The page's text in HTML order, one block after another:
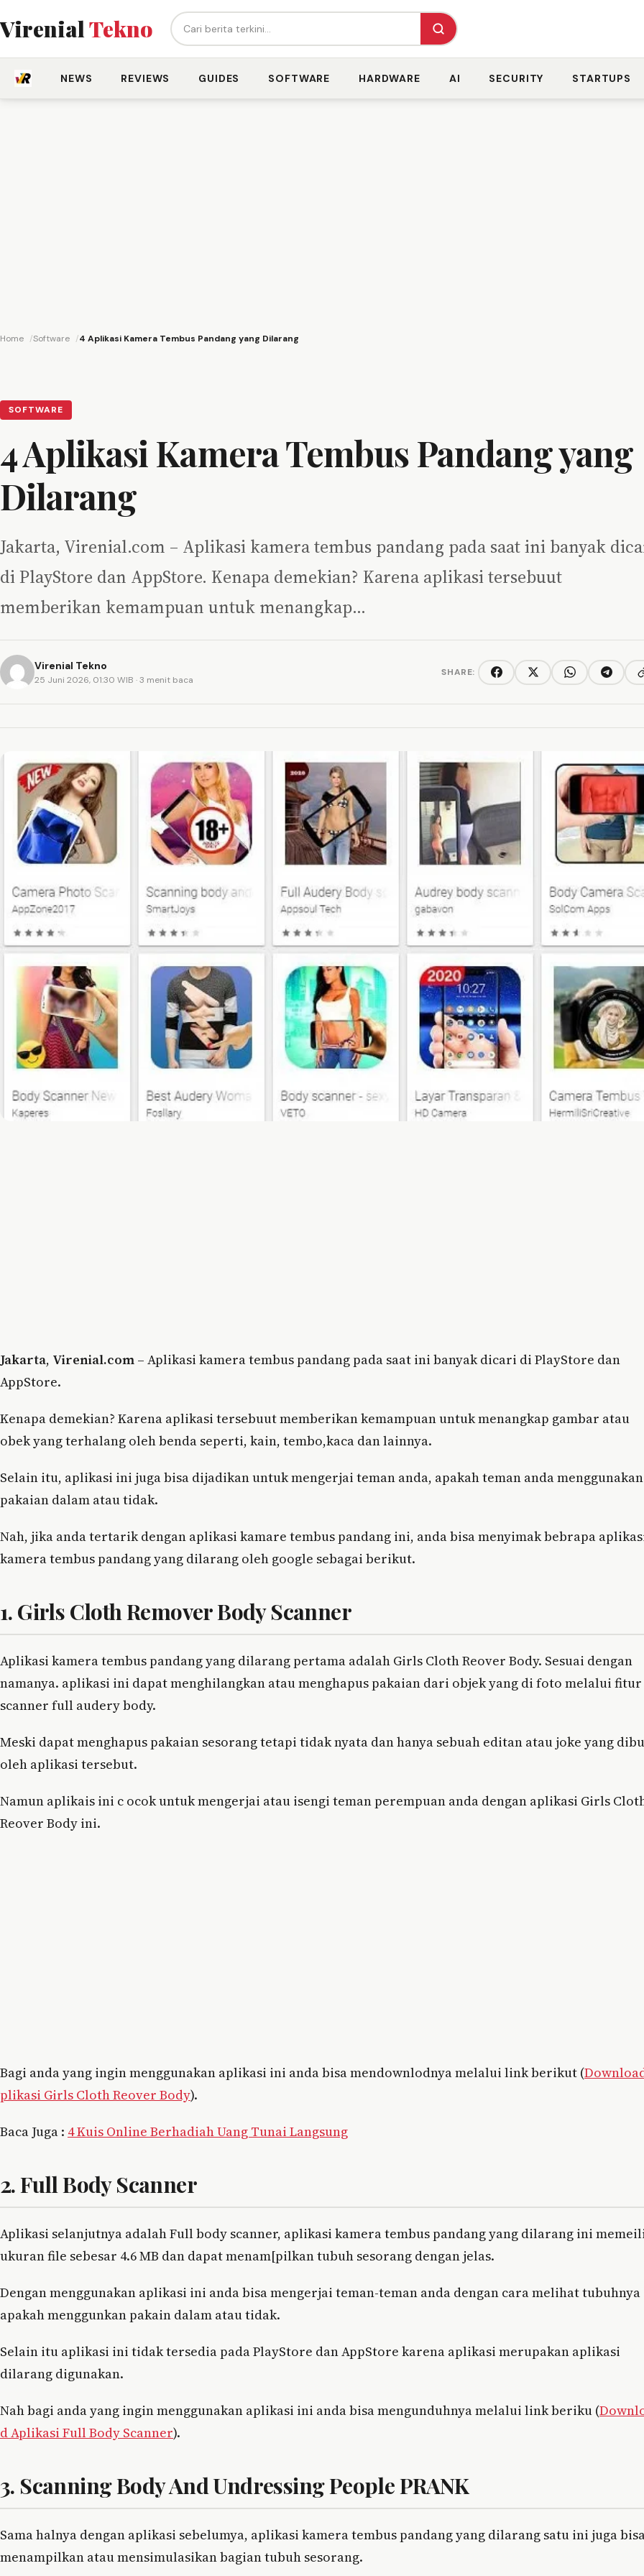
VirenialTekno Cari berita...
NEWS REVIEWS GUIDES SOFTWARE HARDWARE AI SECURITY STARTUPS
Home Software 4 Aplikasi Kamera Tembus Pandang yang Dilarang
SOFTWARE
4 Aplikasi Kamera Tembus Pandang yang
Dilarang
Jakarta, Virenial.com – Aplikasi kamera tembus pandang pada saat ini banyak
di PlayStore dan AppStore. Kenapa demekian? Karena aplikasi tersebuut
memberikan kemampuan untuk menangkap…
Virenial Tekno
25 Juni 2026, 01:30 WIB · 3 menit baca
SHARE: FacebookTwitter/XWhatsAppTelegram
Jakarta, Virenial.com – Aplikasi kamera tembus pandang pada saat ini banyak dicari di PlayStore dan
AppStore.
Kenapa demekian? Karena aplikasi tersebuut memberikan kemampuan untuk menangkap gambar atau
obek yang terhalang oleh benda seperti, kain, tembo,kaca dan lainnya.
Selain itu, aplikasi ini juga bisa dijadikan untuk mengerjai teman anda, apakah teman anda menggunakan
pakaian dalam atau tidak.
Nah, jika anda tertarik dengan aplikasi kamare tembus pandang ini, anda bisa menyimak bebrapa
kamera tembus pandang yang dilarang oleh google sebagai berikut.
1. Girls Cloth Remover Body Scanner
Aplikasi kamera tembus pandang yang dilarang pertama adalah Girls Cloth Reover Body. Sesuai dengan
namanya. aplikasi ini dapat menghilangkan atau menghapus pakaian dari objek yang di foto melalui fitur
scanner full audery body.
Meski dapat menghapus pakaian sesorang tetapi tidak nyata dan hanya sebuah editan atau joke yang
oleh aplikasi tersebut.
Namun aplikais ini c ocok untuk mengerjai atau isengi teman perempuan anda dengan aplikasi Girls
Reover Body ini.
Bagi anda yang ingin menggunakan aplikasi ini anda bisa mendownlodnya melalui link berikut (
plikasi Girls Cloth Reover Body).
Baca Juga : 4 Kuis Online Berhadiah Uang Tunai Langsung
2. Full Body Scanner
Aplikasi selanjutnya adalah Full body scanner, aplikasi kamera tembus pandang yang dilarang ini
ukuran file sebesar 4.6 MB dan dapat menam[pilkan tubuh sesorang dengan jelas.
Dengan menggunakan aplikasi ini anda bisa mengerjai teman-teman anda dengan cara melihat tubuhnya
apakah menggunkan pakain dalam atau tidak.
Selain itu aplikasi ini tidak tersedia pada PlayStore dan AppStore karena aplikasi merupakan aplikasi
dilarang digunakan.
Nah bagi anda yang ingin menggunakan aplikasi ini anda bisa mengunduhnya melalui link beriku (
d Aplikasi Full Body Scanner).
3. Scanning Body And Undressing People PRANK
Sama halnya dengan aplikasi sebelumya, aplikasi kamera tembus pandang yang dilarang satu ini juga
menampilkan atau mensimulasikan bagian tubuh sesorang.